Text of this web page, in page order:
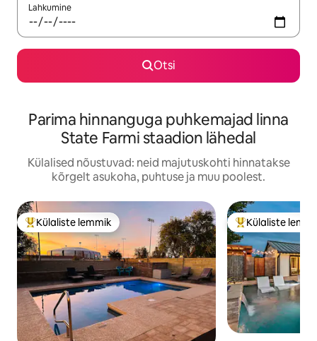
Lahkumine
Otsi
Parima hinnanguga puhkemajad linna
State Farmi staadion lähedal
Külalised nõustuvad: neid majutuskohti hinnatakse
kõrgelt asukoha, puhtuse ja muu poolest.
Külaliste suur lemmik
Külaliste lemmik Külaliste suur
Külaliste